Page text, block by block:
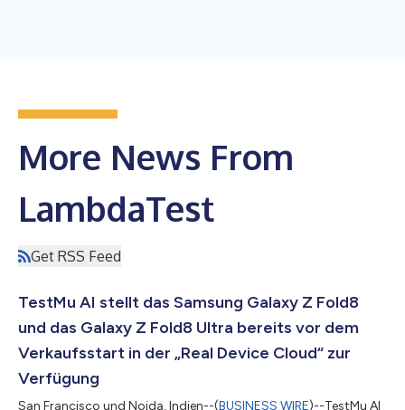
More News From
LambdaTest
Get RSS Feed
TestMu AI stellt das Samsung Galaxy Z Fold8
und das Galaxy Z Fold8 Ultra bereits vor dem
Verkaufsstart in der „Real Device Cloud“ zur
Verfügung
San Francisco und Noida, Indien--(BUSINESS WIRE)--TestMu AI